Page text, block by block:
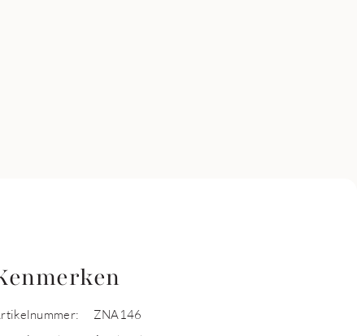
ZNA146